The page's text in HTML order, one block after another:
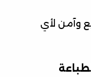
وآمن لأي